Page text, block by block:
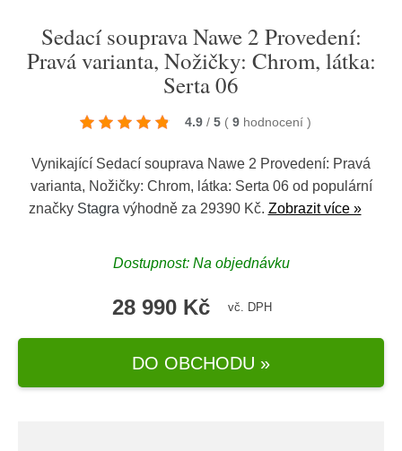
Sedací souprava Nawe 2 Provedení:
Pravá varianta, Nožičky: Chrom, látka:
Serta 06
4.9 / 5 ( 9 hodnocení )
Vynikající Sedací souprava Nawe 2 Provedení: Pravá
varianta, Nožičky: Chrom, látka: Serta 06 od populární
značky Stagra výhodně za 29390 Kč. Zobrazit více »
Dostupnost: Na objednávku
28 990 Kč vč. DPH
DO OBCHODU »